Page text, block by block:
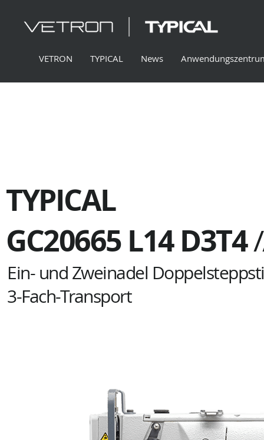
VETRON TYPICAL News
TYPICAL
GC20665 L14 D3T4
Ein- und Zweinadel
3-Fach-Transport